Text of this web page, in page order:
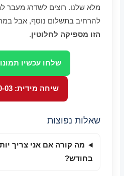
מלא שלנו. רוצים לשדרג מעבר
להרחיב בתשלום נוסף, אבל
הזו מספיקה לחלוטין.
שלחו עכשיו
שיחה מידית: 1700-50-50-03
שאלות נפוצות
בחודש?